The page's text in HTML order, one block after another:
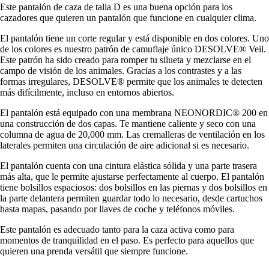
Este pantalón de caza de talla D es una buena opción para los
cazadores que quieren un pantalón que funcione en cualquier clima.
El pantalón tiene un corte regular y está disponible en dos colores. Uno
de los colores es nuestro patrón de camuflaje único DESOLVE® Veil.
Este patrón ha sido creado para romper tu silueta y mezclarse en el
campo de visión de los animales. Gracias a los contrastes y a las
formas irregulares, DESOLVE® permite que los animales te detecten
más difícilmente, incluso en entornos abiertos.
El pantalón está equipado con una membrana NEONORDIC® 200 en
una construcción de dos capas. Te mantiene caliente y seco con una
columna de agua de 20,000 mm. Las cremalleras de ventilación en los
laterales permiten una circulación de aire adicional si es necesario.
El pantalón cuenta con una cintura elástica sólida y una parte trasera
más alta, que le permite ajustarse perfectamente al cuerpo. El pantalón
tiene bolsillos espaciosos: dos bolsillos en las piernas y dos bolsillos en
la parte delantera permiten guardar todo lo necesario, desde cartuchos
hasta mapas, pasando por llaves de coche y teléfonos móviles.
Este pantalón es adecuado tanto para la caza activa como para
momentos de tranquilidad en el paso. Es perfecto para aquellos que
quieren una prenda versátil que siempre funcione.